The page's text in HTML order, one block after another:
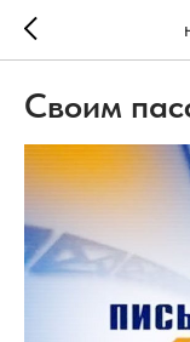
Своим